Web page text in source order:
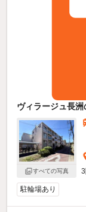
ヴィラージュ長
すべての写真
駐輪場あり